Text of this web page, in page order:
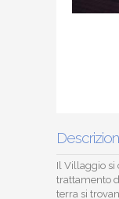
Il Villaggio si
trattamento
terra si